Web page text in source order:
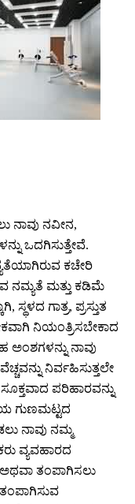
ನಾವು ನವೀನ,
ಒದಗಿಸುತ್ತೇವೆ.
ಕಚೇರಿ
ನಮ್ಯತೆ ಮತ್ತು ಕಡಿಮೆ
ಸ್ಥಳದ ಗಾತ್ರ, ಪ್ರಸ್ತುತ
ನಿಯಂತ್ರಿಸಬೇಕಾದ
ನಾವು
ನಿರ್ವಹಿಸುತ್ತಲೇ
ಪರಿಹಾರವನ್ನು
ಗುಣಮಟ್ಟದ
ನಾವು ನಮ್ಮ
ವ್ಯವಹಾರದ
ತಂಪಾಗಿಸಲು